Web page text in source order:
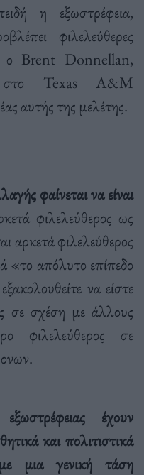
η εξωστρέφεια,
φιλελεύθερες
ο Brent Donnellan,
στο Texas A&M
αυτής της μελέτης.
φαίνεται να είναι
φιλελεύθερος ως
αρκετά φιλελεύθερος
απόλυτο επίπεδο
να είστε
σε σχέση με άλλους
φιλελεύθερος σε
έχουν
και πολιτιστικά
μια γενική τάση